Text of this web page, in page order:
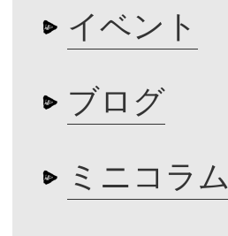
イベント
ブログ
ミニコラム